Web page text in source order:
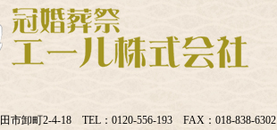
市卸町2-4-18 TEL：0120-556-193 FAX：018-838-6302